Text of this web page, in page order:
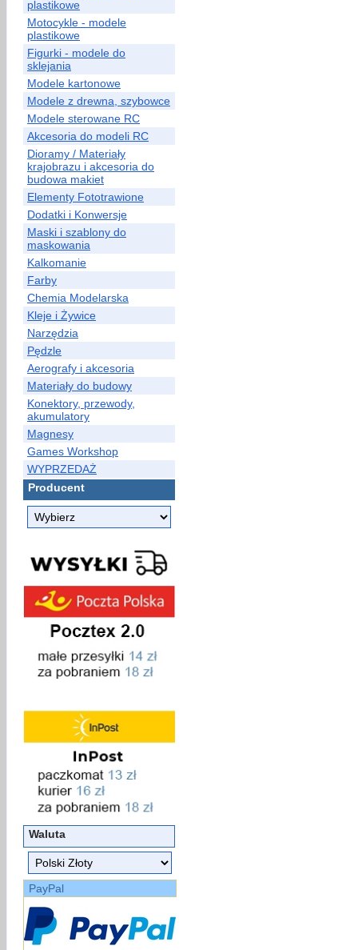
plastikowe
Motocykle - modele
plastikowe
Figurki - modele do
sklejania
Modele kartonowe
Modele z drewna, szybowce
Modele sterowane RC
Akcesoria do modeli RC
Dioramy / Materiały
krajobrazu i akcesoria do
budowa makiet
Elementy Fototrawione
Dodatki i Konwersje
Maski i szablony do
maskowania
Kalkomanie
Farby
Chemia Modelarska
Kleje i Żywice
Narzędzia
Pędzle
Aerografy i akcesoria
Materiały do budowy
Konektory, przewody,
akumulatory
Magnesy
Games Workshop
WYPRZEDAŻ
Producent
Waluta
PayPal